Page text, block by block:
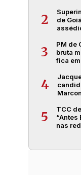
2
de
3
PM de
bruta
fica em
4
5
TCC
“Antes
nas